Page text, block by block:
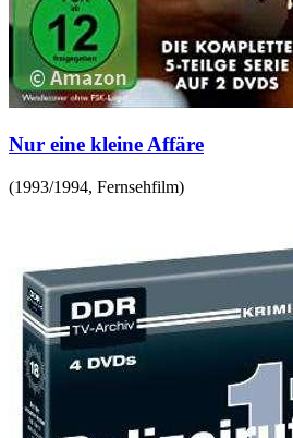
Nur eine kleine Affäre
(1993/1994, Fernsehfilm)